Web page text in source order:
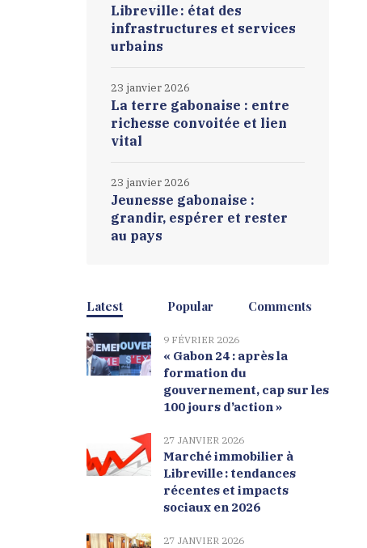
Libreville : état des
infrastructures et services
urbains
La terre gabonaise : entre
richesse convoitée et lien
vital
23 janvier 2026
Jeunesse gabonaise :
grandir, espérer et rester
au pays
23 janvier 2026
Latest Popular Comments
9 FÉVRIER 2026
« Gabon 24 : après la
formation du
gouvernement, cap sur les
100 jours d’action »
27 JANVIER 2026
Marché immobilier à
Libreville : tendances
récentes et impacts
sociaux en 2026
27 JANVIER 2026